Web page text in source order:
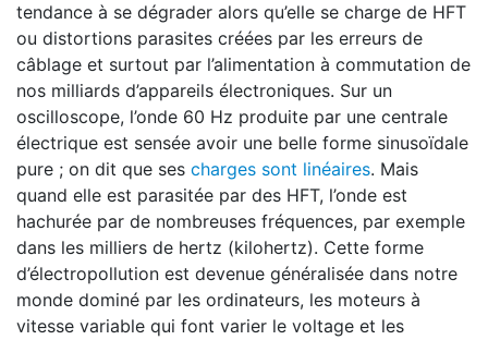
tendance à se dégrader alors qu’elle se charge de HFT
ou distortions parasites créées par les erreurs de
câblage et surtout par l’alimentation à commutation de
nos milliards d’appareils électroniques. Sur un
oscilloscope, l’onde 60 Hz produite par une centrale
électrique est sensée avoir une belle forme sinusoïdale
pure ; on dit que ses charges sont linéaires. Mais
quand elle est parasitée par des HFT, l’onde est
hachurée par de nombreuses fréquences, par exemple
dans les milliers de hertz (kilohertz). Cette forme
d’électropollution est devenue généralisée dans notre
monde dominé par les ordinateurs, les moteurs à
vitesse variable qui font varier le voltage et les